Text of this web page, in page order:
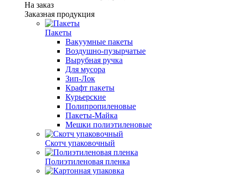
На заказ
Заказная продукция
Пакеты
Вакуумные пакеты
Воздушно-пузырчатые
Вырубная ручка
Для мусора
Зип-Лок
Крафт пакеты
Курьерские
Полипропиленовые
Пакеты-Майка
Мешки полиэтиленовые
Скотч упаковочный
Полиэтиленовая пленка